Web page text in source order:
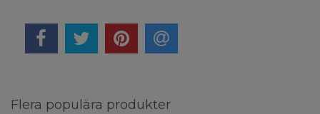
Flera populära produkter